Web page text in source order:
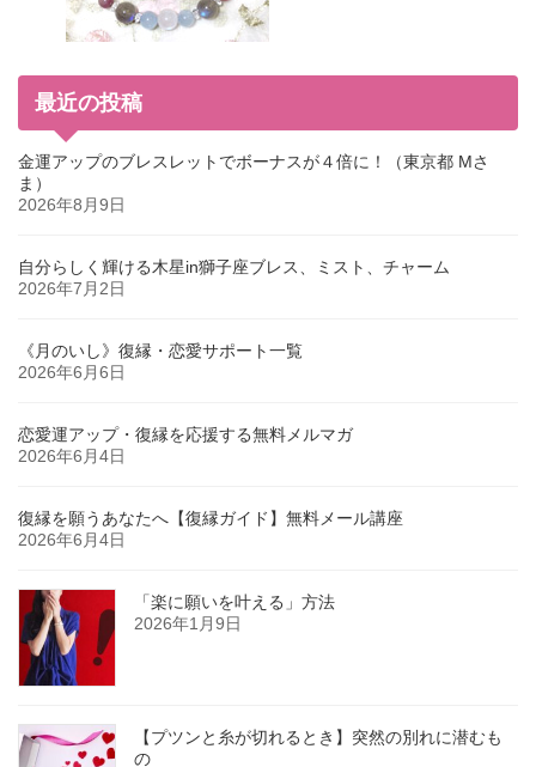
最近の投稿
金運アップのブレスレットでボーナスが４倍に！（東京都 Mさ
ま）
2026年8月9日
自分らしく輝ける木星in獅子座ブレス、ミスト、チャーム
2026年7月2日
《月のいし》復縁・恋愛サポート一覧
2026年6月6日
恋愛運アップ・復縁を応援する無料メルマガ
2026年6月4日
復縁を願うあなたへ【復縁ガイド】無料メール講座
2026年6月4日
「楽に願いを叶える」方法
2026年1月9日
【プツンと糸が切れるとき】突然の別れに潜むも
の